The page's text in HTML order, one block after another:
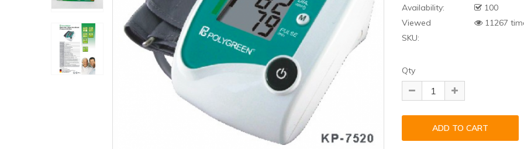
Availability:
100
Viewed
11267
SKU:
Qty